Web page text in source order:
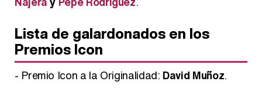
Lista de galardonados en los
Premios Icon
- Premio Icon a la Originalidad: David Muñoz.